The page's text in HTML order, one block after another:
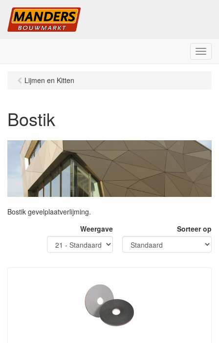
M
e
Lijmen en Kitten
Bostik
Bostik gevelplaatverlijming.
Weergave
Sorteer op